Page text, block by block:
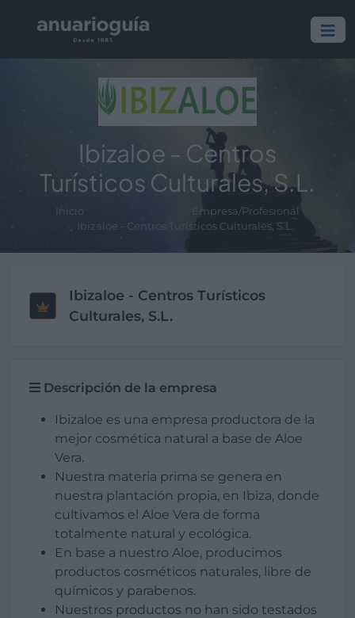
Ibizaloe - Centros
Turísticos Culturales, S.L.
Inicio
Empresa/Profesional
Ibizaloe - Centros Turísticos Culturales, S.L.
Ibizaloe - Centros Turísticos
Culturales, S.L.
Descripción de la empresa
Ibizaloe es una empresa productora de la
mejor cosmética natural a base de Aloe
Vera.
Nuestra materia prima se genera en
nuestra plantación propia, en Ibiza, donde
cultivamos el Aloe Vera de forma
totalmente natural y ecológica.
En base a nuestro Aloe, producimos
productos cosméticos naturales, libre de
químicos y parabenos.
Nuestros productos no han sido testados